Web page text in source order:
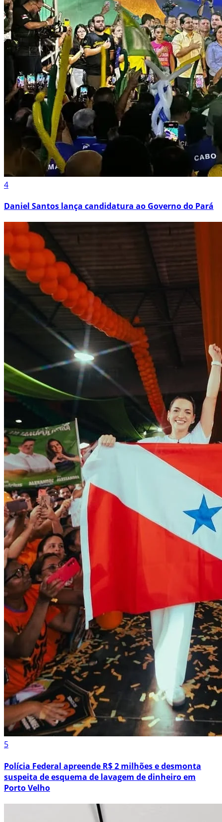
4
Daniel Santos lança candidatura ao Governo do Pará
5
Polícia Federal apreende R$ 2 milhões e desmonta
suspeita de esquema de lavagem de dinheiro em
Porto Velho